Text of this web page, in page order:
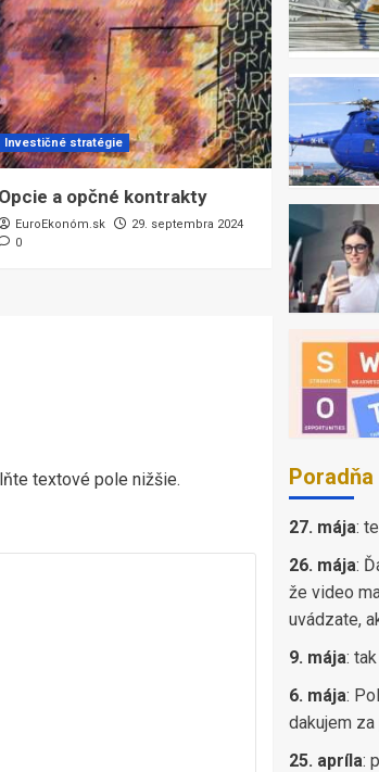
Investičné stratégie
Opcie a opčné kontrakty
EuroEkonóm.sk
29. septembra 2024
0
textové pole nižšie.
Poradňa
27. mája:
26. mája:
že video
uvádzate,
9. mája:
6. mája:
dakujem
25. apríla: